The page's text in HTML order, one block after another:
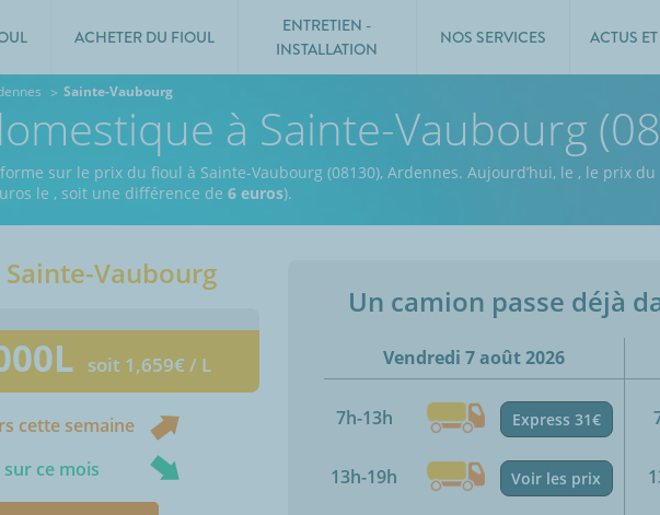
ACHETER DU FIOUL
ENTRETIEN -
INSTALLATION
NOS SERVICES ACTUS
Sainte-Vaubourg
à Sainte-Vaubourg
sur le prix du fioul à Sainte-Vaubourg (08130), Ardennes. Aujourd’hui, le , le prix du
le , soit une différence de 6 euros).
Sainte-Vaubourg
soit 1,659€ / L
cette semaine
ce mois
Un camion passe déjà
Vendredi 7 août 2026
7h-13h Express 31€
13h-19h Voir les prix